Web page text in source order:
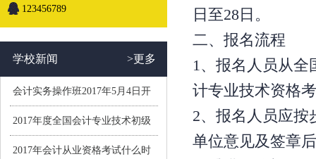
123456789
学校新闻 >更多
会计实务操作班2017年5月4日开
学(小班制）
2017年度全国会计专业技术初级
资格考试报名通知
2017年会计从业资格考试什么时
日至28日。
二、报名流程
1、报名人员从全
计专业技术资格
2、报名人员应按
单位意见及签章